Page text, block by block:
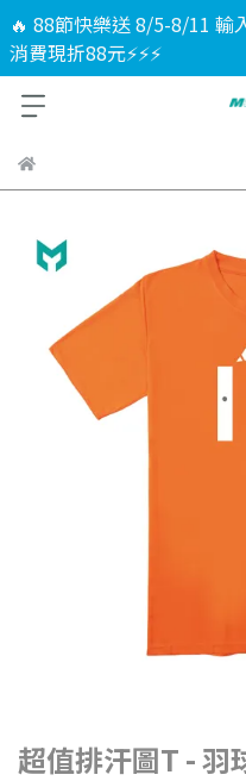
🔥 88節快樂送 8/5-8/11 輸
消費現折88元⚡⚡⚡
超值排汗圖T - 羽